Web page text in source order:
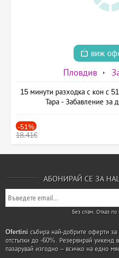
виж
Пловдив
15 минути разходка с кон с
Тара - Забавление за
-51%
18.41€
АБОНИРАЙ СЕ ЗА
Без спам. Отказ по
Ofertini събира най-добрите оферти
отстъпки до -60%. Резервирай уикенд
пазарувай изгодно – всичко на едно